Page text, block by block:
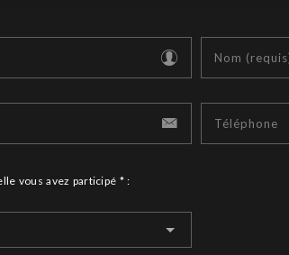
vous avez participé * :